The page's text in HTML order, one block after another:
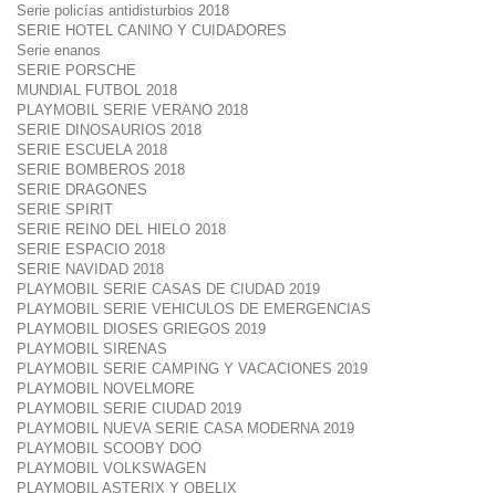
Serie policías antidisturbios 2018
SERIE HOTEL CANINO Y CUIDADORES
Serie enanos
SERIE PORSCHE
MUNDIAL FUTBOL 2018
PLAYMOBIL SERIE VERANO 2018
SERIE DINOSAURIOS 2018
SERIE ESCUELA 2018
SERIE BOMBEROS 2018
SERIE DRAGONES
SERIE SPIRIT
SERIE REINO DEL HIELO 2018
SERIE ESPACIO 2018
SERIE NAVIDAD 2018
PLAYMOBIL SERIE CASAS DE CIUDAD 2019
PLAYMOBIL SERIE VEHICULOS DE EMERGENCIAS
PLAYMOBIL DIOSES GRIEGOS 2019
PLAYMOBIL SIRENAS
PLAYMOBIL SERIE CAMPING Y VACACIONES 2019
PLAYMOBIL NOVELMORE
PLAYMOBIL SERIE CIUDAD 2019
PLAYMOBIL NUEVA SERIE CASA MODERNA 2019
PLAYMOBIL SCOOBY DOO
PLAYMOBIL VOLKSWAGEN
PLAYMOBIL ASTERIX Y OBELIX